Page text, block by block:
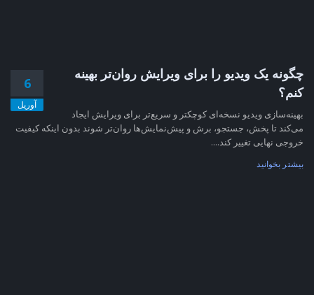
6
آوریل
چگونه یک ویدیو را برای ویرایش روان‌تر بهینه
کنم؟
بهینه‌سازی ویدیو نسخه‌ای کوچکتر و سریع‌تر برای ویرایش ایجاد
می‌کند تا پخش، جستجو، برش و پیش‌نمایش‌ها روان‌تر شوند بدون اینکه کیفیت
خروجی نهایی تغییر کند....
بیشتر بخوانید